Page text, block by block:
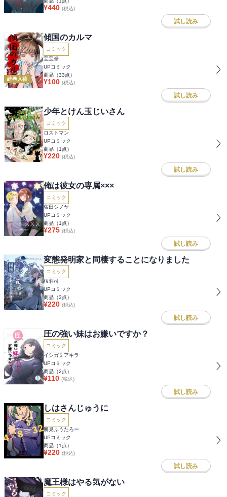
¥440 (税込)
試し読み
続巻入荷
傾国のカルマ
コミック
宝宝拳
UPコミック
商品（33点）
¥100 (税込)
試し読み
少年とけん玉じいさん
コミック
ロストマン
UPコミック
商品（1 点）
¥220 (税込)
試し読み
俺は彼女の専属×××
コミック
荻田シノヤ
UPコミック
商品（1 点）
¥275 (税込)
試し読み
変態発明家と同棲することになりました
コミック
桜荘司
UPコミック
商品（3点）
¥220 (税込)
試し読み
圧の強い妹はお嫌いですか？
コミック
イシガミアキラ
UPコミック
商品（2点）
¥110 (税込)
試し読み
しはさんじゅうに
コミック
勝見ふうたろー
UPコミック
商品（1 点）
¥220 (税込)
試し読み
魔王様はやる気がない
コミック